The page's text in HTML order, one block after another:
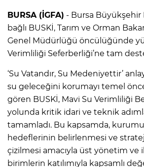
BURSA (İGFA) - Bursa Büyükşehir
bağlı BUSKİ, Tarım ve Orman
Genel Müdürlüğü öncülüğünde
Verimliliği Seferberliği’ne tam
‘Su Vatandır, Su Medeniyettir’
su geleceğini korumayı temel
gören BUSKİ, Mavi Su Verimliliği
yolunda kritik idari ve teknik
tamamladı. Bu kapsamda,
hedeflerinin belirlenmesi ve
çizilmesi amacıyla üst yönetim ve
birimlerin katılımıyla kapsamlı